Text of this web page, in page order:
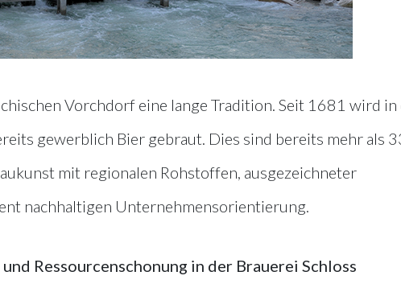
Vorchdorf eine lange Tradition. Seit 1681 wird in
gewerblich Bier gebraut. Dies sind bereits mehr als
mit regionalen Rohstoffen, ausgezeichneter
nachhaltigen Unternehmensorientierung.
Ressourcenschonung in der Brauerei Schloss